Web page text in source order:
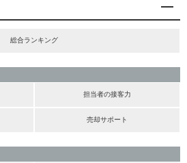
総合ランキング
担当者の接客力
売却サポート